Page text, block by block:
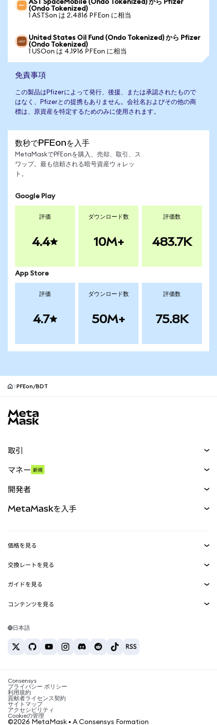
AST SpaceMobile (Ondo Tokenized) から Pfizer
(Ondo Tokenized)
1 ASTSon は 2.4816 PFEon に相当
United States Oil Fund (Ondo Tokenized) から Pfizer
(Ondo Tokenized)
1 USOon は 4.1916 PFEon に相当
免責事項
この製品はPfizerによって発行、後援、または承認されたもので
はなく、Pfizerとの提携もありません。会社名およびその他の商
標は、原資産を特定するためのみに使用されます。
数秒でPFEonを入手
MetaMaskでPFEonを購入、売却、取引、ス
ワップ。最も信頼される暗号資産ウォレッ
ト。
Google Play
評価
4.4
ダウンロード数
10M+
評価数
483.7K
App Store
評価
4.7
ダウンロード数
50M+
評価数
75.8K
PFEon/BDT
取引
パーペチュアル
RWA
マネー 新規
開発者
MetaMask Connect
Snaps
Web3サービス
MetaMaskを入手
セキュリティ
サポート
キャリア
お問い合わせ
価格を見る
イーサリアムの価格
Solanaの価格
Tetherの価格
交換レートを見る
ETH→USD
USDT→INR
BTC→INR
ETH→USDT
ガイドを見る
ETHの購入
USDTの購入
SHIBの購入
BNBの購入
コンテンツを見る
Solanaウォレット
税制関連ニュース
暗号資産の購入方法は？
ビットコインを売るには？
日本語
Consensys
プライバシー ポリシー
利用規約
貢献者ライセンス契約
サイトマップ
アクセシビリティ
Cookieの管理
©2026 MetaMask • A Consensys Formation